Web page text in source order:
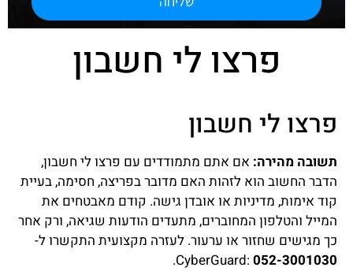
פרצו לי חשבון
פרצו לי חשבון
תשובה מהירה: אם אתם מתמודדים עם פרצו לי חשבון,
הדבר החשוב הוא לזהות האם מדובר בפריצה, חסימה, בעיית
קוד אימות, מדיניות או אובדן גישה. קודם מאבטחים את
המייל והטלפון המחוברים, מתעדים הודעות שגיאה, ורק אחר
כך מגישים שחזור או ערעור. לעזרה מקצועית התקשרו ל-
CyberGuard: 052-3001030
.